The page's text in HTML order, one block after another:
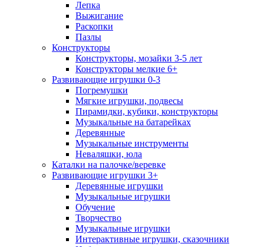
Лепка
Выжигание
Раскопки
Пазлы
Конструкторы
Конструкторы, мозайки 3-5 лет
Конструкторы мелкие 6+
Развивающие игрушки 0-3
Погремушки
Мягкие игрушки, подвесы
Пирамидки, кубики, конструкторы
Музыкальные на батарейках
Деревянные
Музыкальные инструменты
Неваляшки, юла
Каталки на палочке/веревке
Развивающие игрушки 3+
Деревянные игрушки
Музыкальные игрушки
Обучение
Творчество
Музыкальные игрушки
Интерактивные игрушки, сказочники